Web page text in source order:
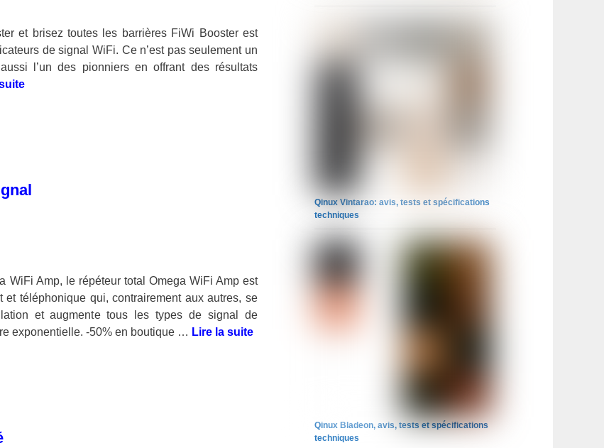
et brisez toutes les barrières FiWi Booster est
de signal WiFi. Ce n’est pas seulement un
l’un des pionniers en offrant des résultats
WiFi Amp, le répéteur total Omega WiFi Amp est
téléphonique qui, contrairement aux autres, se
et augmente tous les types de signal de
exponentielle. -50% en boutique … Lire la suite
Qinux Vintarao: avis, tests et spécifications
techniques
Qinux Bladeon, avis, tests et spécifications
techniques